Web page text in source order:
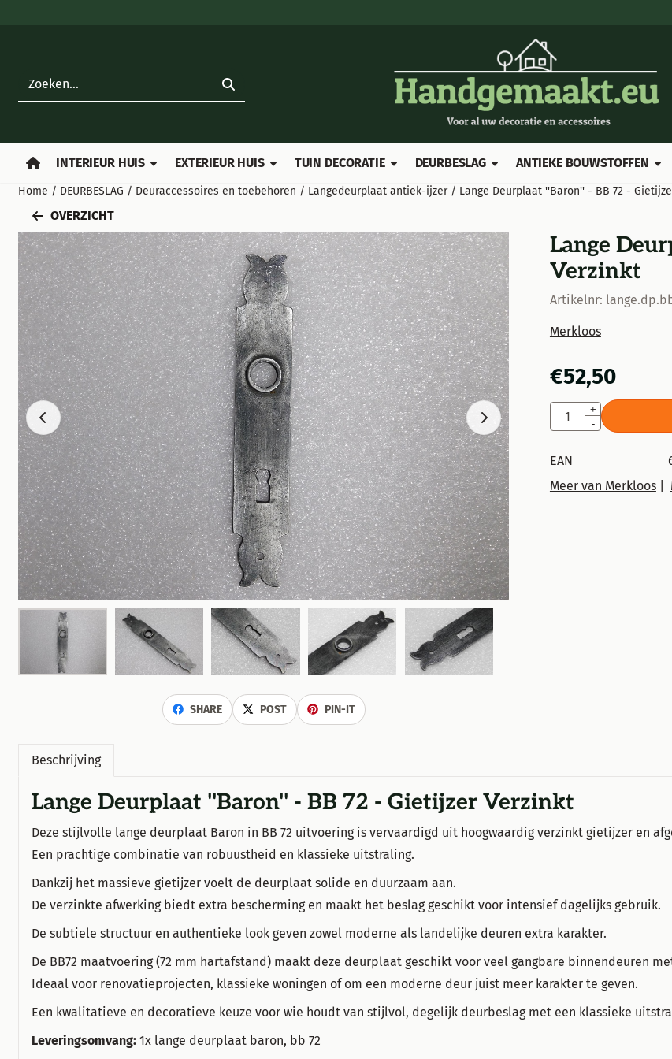
Zoeken
INTERIEUR HUIS EXTERIEUR HUIS TUIN DECORATIE DEURBESLAG ANTIEKE BOUWSTOFFEN
Home / DEURBESLAG / Deuraccessoires en toebehoren / Langedeurplaat antiek-ijzer / Lange Deurplaat ''Baron'' - BB 72 -
OVERZICHT
SHARE POST PIN-IT
Lange
Verzinkt
Artikelnr:
Merkloos
€52,50
Aantal
+
-
EAN
Meer van Merkloos|
Beschrijving
Lange Deurplaat ''Baron'' - BB 72 - Gietijzer Verzinkt
Deze stijlvolle lange deurplaat Baron in BB 72 uitvoering is vervaardigd uit hoogwaardig verzinkt gietijzer en
Een prachtige combinatie van robuustheid en klassieke uitstraling.
Dankzij het massieve gietijzer voelt de deurplaat solide en duurzaam aan.
De verzinkte afwerking biedt extra bescherming en maakt het beslag geschikt voor intensief dagelijks gebruik.
De subtiele structuur en authentieke look geven zowel moderne als landelijke deuren extra karakter.
De BB72 maatvoering (72 mm hartafstand) maakt deze deurplaat geschikt voor veel gangbare binnendeuren
Ideaal voor renovatieprojecten, klassieke woningen of om een moderne deur juist meer karakter te geven.
Een kwalitatieve en decoratieve keuze voor wie houdt van stijlvol, degelijk deurbeslag met een klassieke
Leveringsomvang: 1x lange deurplaat baron, bb 72